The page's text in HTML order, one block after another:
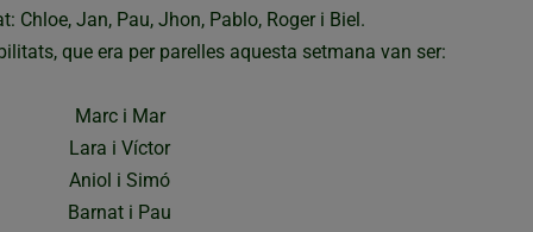
Chloe, Jan, Pau, Jhon, Pablo, Roger i Biel.
que era per parelles aquesta setmana van ser:
Marc i Mar
Lara i Víctor
Aniol i Simó
Barnat i Pau